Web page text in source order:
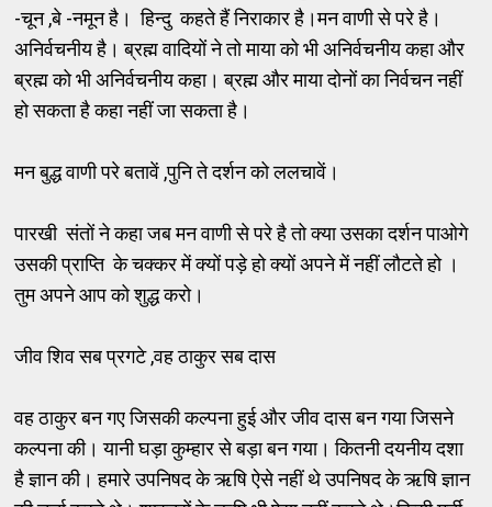
-चून ,बे -नमून है। हिन्दु कहते हैं निराकार है।मन वाणी से परे है।
अनिर्वचनीय है। ब्रह्म वादियों ने तो माया को भी अनिर्वचनीय कहा और
ब्रह्म को भी अनिर्वचनीय कहा। ब्रह्म और माया दोनों का निर्वचन नहीं
हो सकता है कहा नहीं जा सकता है।
मन बुद्ध वाणी परे बतावें ,पुनि ते दर्शन को ललचावें।
पारखी संतों ने कहा जब मन वाणी से परे है तो क्या उसका दर्शन पाओगे
उसकी प्राप्ति के चक्कर में क्यों पड़े हो क्यों अपने में नहीं लौटते हो ।
तुम अपने आप को शुद्ध करो।
जीव शिव सब प्रगटे ,वह ठाकुर सब दास
वह ठाकुर बन गए जिसकी कल्पना हुई और जीव दास बन गया जिसने
कल्पना की। यानी घड़ा कुम्हार से बड़ा बन गया। कितनी दयनीय दशा
है ज्ञान की। हमारे उपनिषद के ऋषि ऐसे नहीं थे उपनिषद के ऋषि ज्ञान